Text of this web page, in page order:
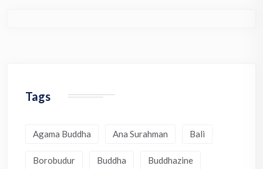
Tags
Agama Buddha Ana Surahman Bali
Borobudur Buddha Buddhazine